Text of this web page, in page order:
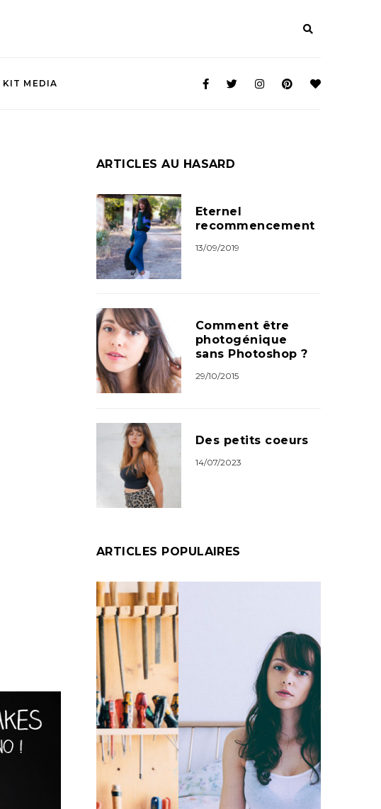
KIT MEDIA
ARTICLES AU HASARD
Eternel
recommencement
13/09/2019
Comment être
photogénique
sans Photoshop ?
29/10/2015
Des petits coeurs
14/07/2023
ARTICLES POPULAIRES